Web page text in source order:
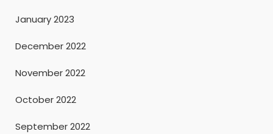
January 2023
December 2022
November 2022
October 2022
September 2022